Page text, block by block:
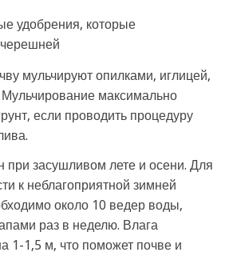
удобрения, которые
мульчируют опилками, иглицей,
максимально
если проводить процедуру
засушливом лете и осени. Для
к неблагоприятной зимней
около 10 ведер воды,
раз в неделю. Влага
1-1,5 м, что поможет почве и